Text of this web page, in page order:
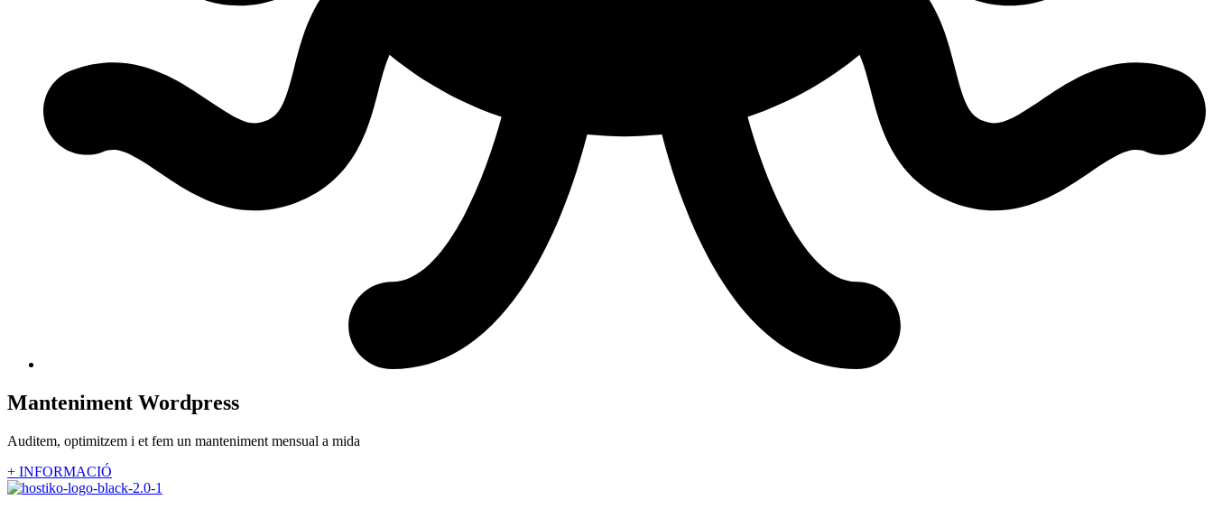
Manteniment Wordpress
Auditem, optimitzem i et fem un manteniment mensual a mida
+ INFORMACIÓ